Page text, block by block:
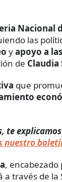
Nacional
las
yapoyo a
de Claudia
que
te
nuestro
, encabezado
a través de la